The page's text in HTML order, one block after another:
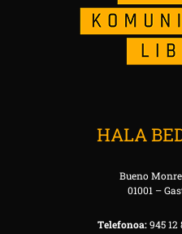
HALA
Bueno
01001 –
Telefonoa:945 12